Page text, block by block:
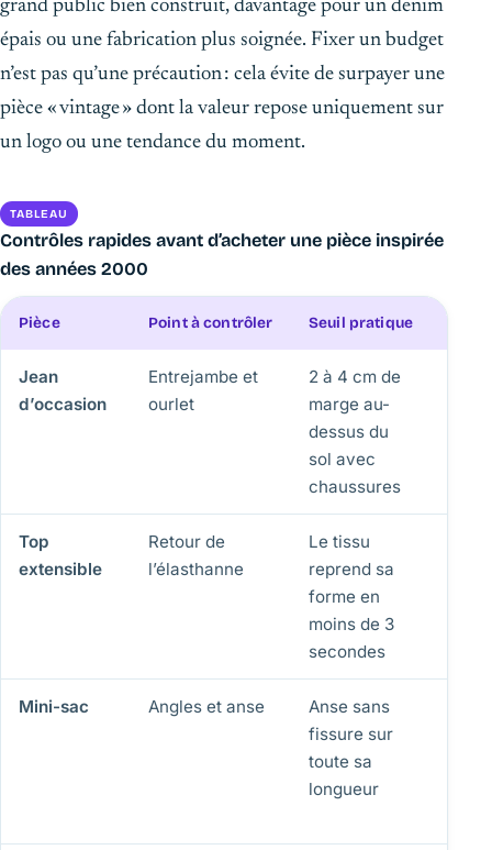
grand public bien construit, davantage pour un denim
épais ou une fabrication plus soignée. Fixer un budget
n’est pas qu’une précaution : cela évite de surpayer une
pièce « vintage » dont la valeur repose uniquement sur
un logo ou une tendance du moment.
TABLEAU
Contrôles rapides avant d’acheter une pièce inspirée
des années 2000
Pièce Point à contrôler Seuil pratique
Jean
d’occasion
Entrejambe et
ourlet
2 à 4 cm de
marge au-
dessus du
sol avec
chaussures
Top
extensible
Retour de
l’élasthanne
Le tissu
reprend sa
forme en
moins de 3
secondes
Mini-sac Angles et anse
Anse sans
fissure sur
toute sa
longueur